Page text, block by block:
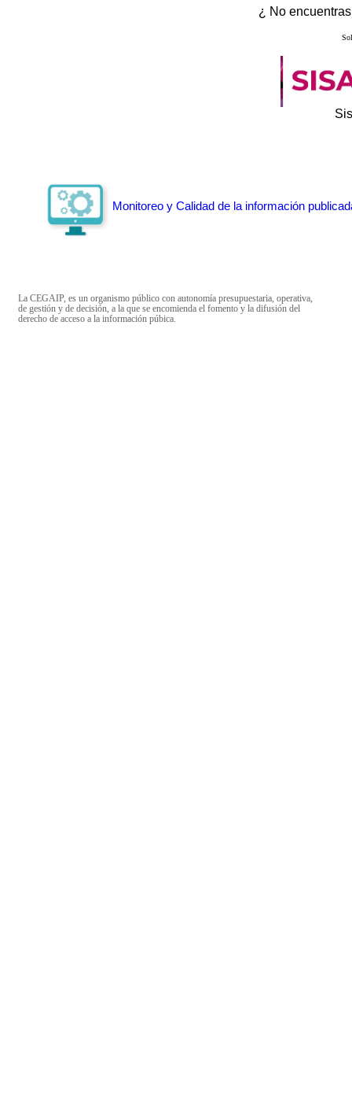
¿ No
Monitoreo y Calidad de la información
La CEGAIP, es un organismo público con autonomía presupuestaria, operativa,
de gestión y de decisión, a la que se encomienda el fomento y la difusión del
derecho de acceso a la información púbica.